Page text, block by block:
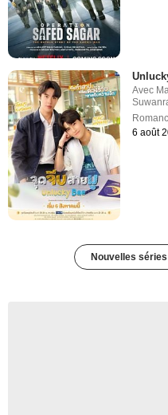
Avec
6 août
Nouvelles